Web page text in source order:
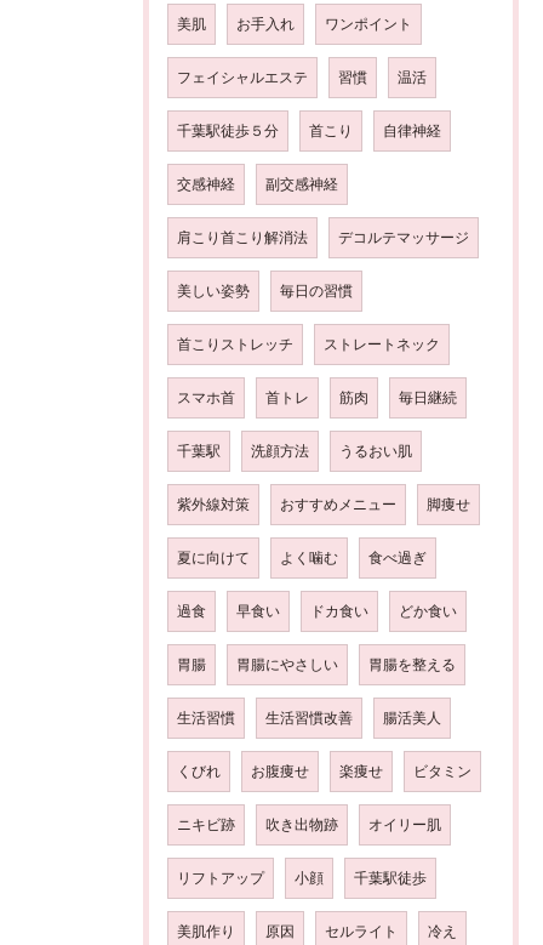
美肌 お手入れ ワンポイント
フェイシャルエステ 習慣 温活
千葉駅徒歩５分 首こり 自律神経
交感神経 副交感神経
肩こり首こり解消法 デコルテマッサージ
美しい姿勢 毎日の習慣
首こりストレッチ ストレートネック
スマホ首 首トレ 筋肉 毎日継続
千葉駅 洗顔方法 うるおい肌
紫外線対策 おすすめメニュー 脚痩せ
夏に向けて よく噛む 食べ過ぎ
過食 早食い ドカ食い どか食い
胃腸 胃腸にやさしい 胃腸を整える
生活習慣 生活習慣改善 腸活美人
くびれ お腹痩せ 楽痩せ ビタミン
ニキビ跡 吹き出物跡 オイリー肌
リフトアップ 小顔 千葉駅徒歩
美肌作り 原因 セルライト 冷え